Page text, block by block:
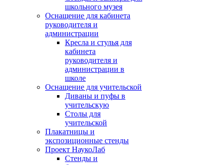
школьного музея
Оснащение для кабинета
руководителя и
администрации
Кресла и стулья для
кабинета
руководителя и
администрации в
школе
Оснащение для учительской
Диваны и пуфы в
учительскую
Столы для
учительской
Плакатницы и
экспозиционные стенды
Проект НаукоЛаб
Стенды и